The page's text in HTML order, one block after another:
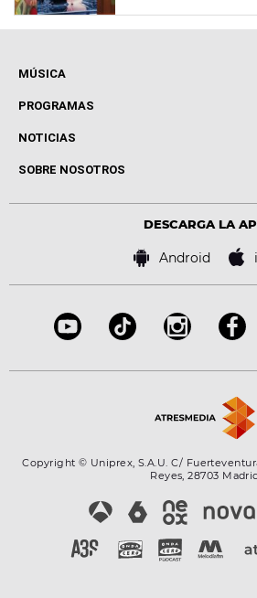
MÚSICA
Local de Ensayo Europa FM
Conciertos
PROGRAMAS
Cuerpos especiales
Locutores Europa FM
NOTICIAS
Cine y Televisión
Virales
SOBRE NOSOTROS
Bases de concursos
DESCARGA LA
Android
Copyright © Uniprex, S.A.U. C/
Reyes, 28703